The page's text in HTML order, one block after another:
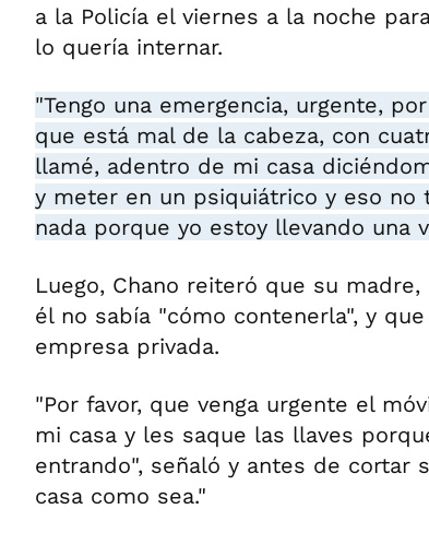
a la Policía el viernes a la noche
lo quería internar.
"Tengo una emergencia, urgente,
que está mal de la cabeza, con
llamé, adentro de mi casa
y meter en un psiquiátrico y eso no
nada porque yo estoy llevando una
Luego, Chano reiteró que su
él no sabía "cómo contenerla", y
empresa privada.
"Por favor, que venga urgente el
mi casa y les saque las llaves
entrando", señaló y antes de cortar
casa como sea."